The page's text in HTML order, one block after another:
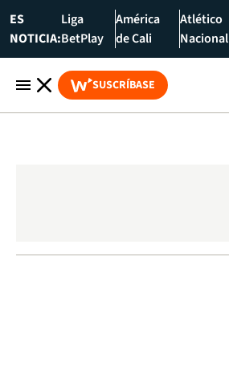
ES
NOTICIA:
Liga
BetPlay
América
de Cali
Atlético
Nacional
SUSCRÍBASE